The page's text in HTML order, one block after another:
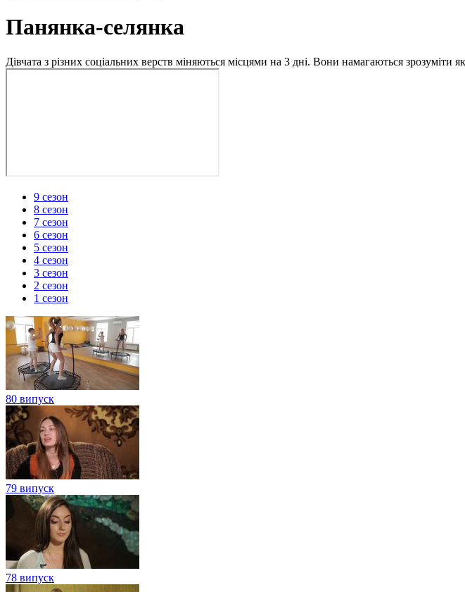
Панянка-селянка
Дівчата з різних соціальних верств міняються місцями на 3 дні. Вони намагаються
9 сезон
8 сезон
7 сезон
6 сезон
5 сезон
4 сезон
3 сезон
2 сезон
1 сезон
80 випуск
79 випуск
78 випуск